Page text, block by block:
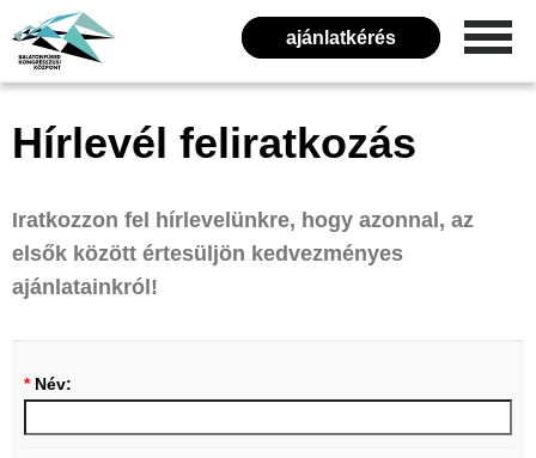
ajánlatkérés
Hírlevél feliratkozás
Iratkozzon fel hírlevelünkre, hogy azonnal, az
elsők között értesüljön kedvezményes
ajánlatainkról!
*Név: